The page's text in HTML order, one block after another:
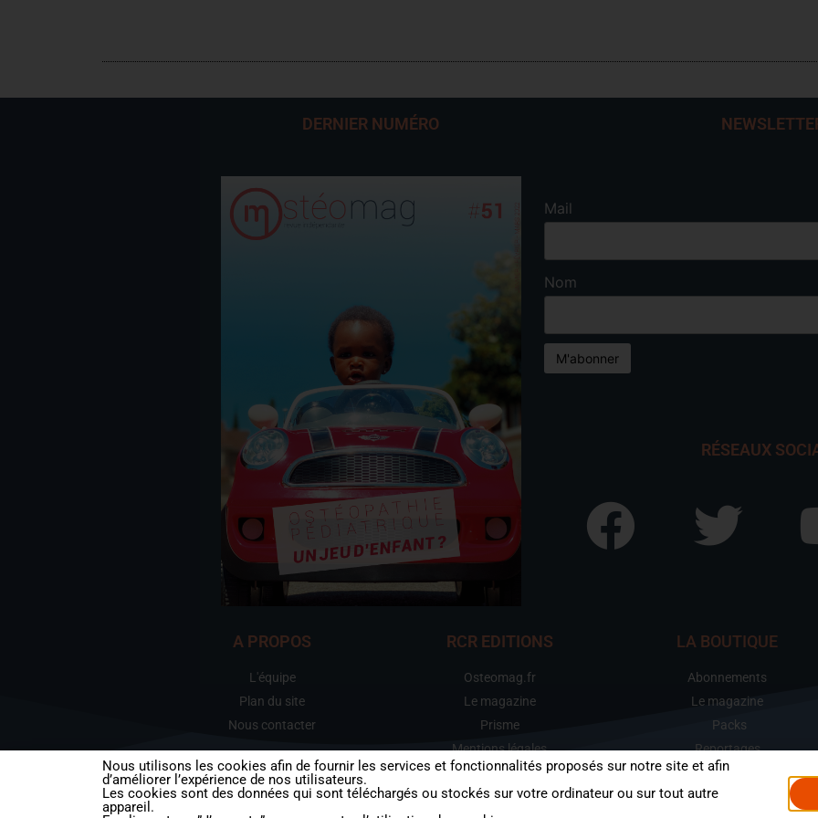
DERNIER NUMÉRO
Mail
Nom
RÉSEAUX
A PROPOS
L'équipe
Plan du site
Nous contacter
RCR EDITIONS
Osteomag.fr
Le magazine
Prisme
Mentions légales
LA BOUTIQUE
Abonnements
Le magazine
Packs
Reportages
Dossiers
Nous utilisons les cookies afin de fournir les services et fonctionnalités proposés sur notre site et afin
d’améliorer l’expérience de nos utilisateurs.
Les cookies sont des données qui sont téléchargés ou stockés sur votre ordinateur ou sur tout autre
appareil.